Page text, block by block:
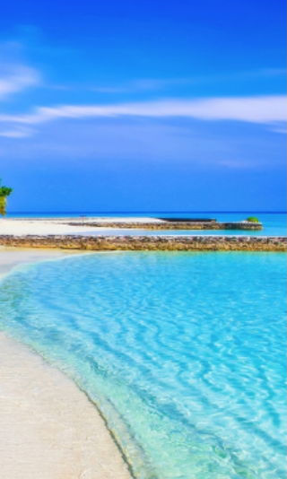
d'échanger sur les conséquences du changement
d'heure sur notre horloge biologique. Voici le lien de
cette article! Bonne lecture #horlogebiologique
#ouestfrance #changementdheure